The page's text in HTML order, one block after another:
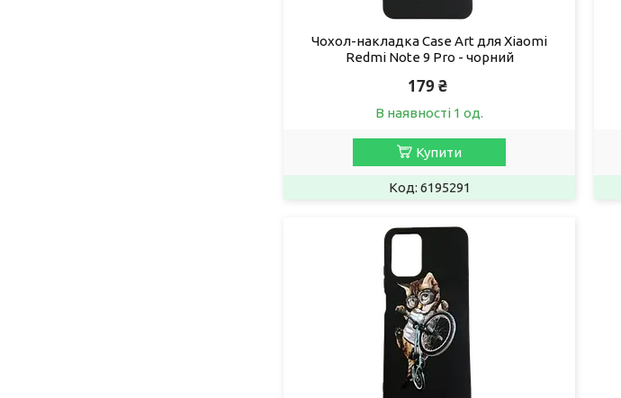
Чохол-накладка Case Art для Xiaomi
Redmi Note 9 Pro - чорний
179 ₴
В наявності 1 од.
Купити
6195291